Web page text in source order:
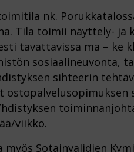
nk.
Tila toimii näyttely- ja
tavattavissa ma – ke
sosiaalineuvonta,
sihteerin
ostopalvelusopimuksen
viikko.
Sotainvalidien